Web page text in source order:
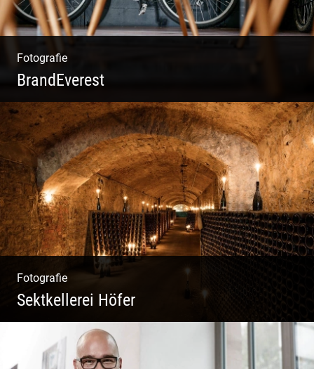
Fotografie
BrandEverest
Kommunikationsfotografie | Branding mit
Bildwelten | Markenerlebnisse | Corporate
Design
Fotografie
Sektkellerei Höfer
Sekt Perlen | Tiefe Keller | Coole Kerle |
Idyllische Weinberge